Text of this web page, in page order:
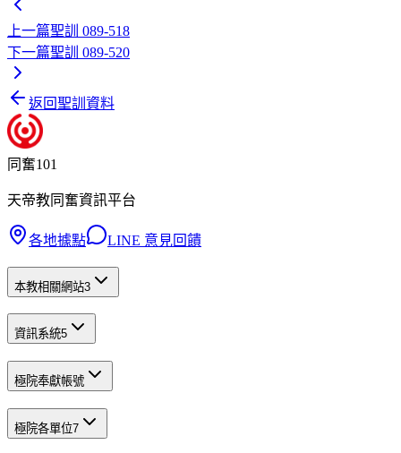
上一篇聖訓 089-518
下一篇聖訓 089-520
返回聖訓資料
同奮101
天帝教同奮資訊平台
各地據點 LINE 意見回饋
本教相關網站3
資訊系統5
極院奉獻帳號
極院各單位7